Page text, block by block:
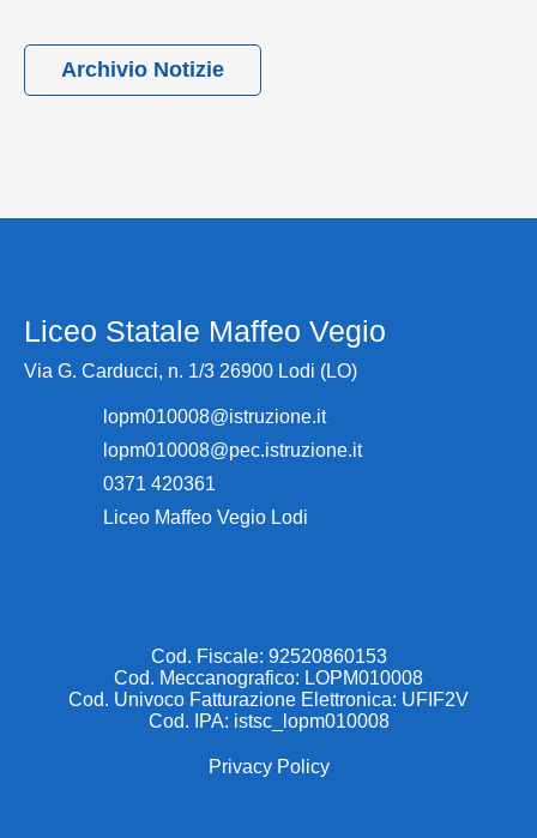
Archivio Notizie
Liceo Statale Maffeo Vegio
Via G. Carducci, n. 1/3 26900 Lodi (LO)
lopm010008@istruzione.it
lopm010008@pec.istruzione.it
0371 420361
Liceo Maffeo Vegio Lodi
Cod. Fiscale: 92520860153
Cod. Meccanografico: LOPM010008
Cod. Univoco Fatturazione Elettronica: UFIF2V
Cod. IPA: istsc_lopm010008
Privacy Policy